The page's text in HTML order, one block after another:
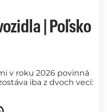
| Poľsko
v roku 2026 povinná
iba z dvoch vecí: